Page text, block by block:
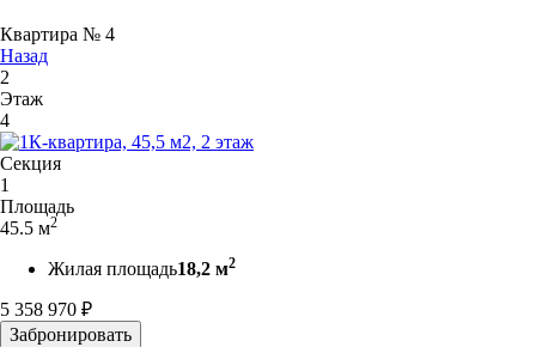
Квартира № 4
Назад
2
Этаж
4
Секция
1
Площадь
45.5 м2
Жилая площадь18,2 м2
5 358 970 ₽
Забронировать